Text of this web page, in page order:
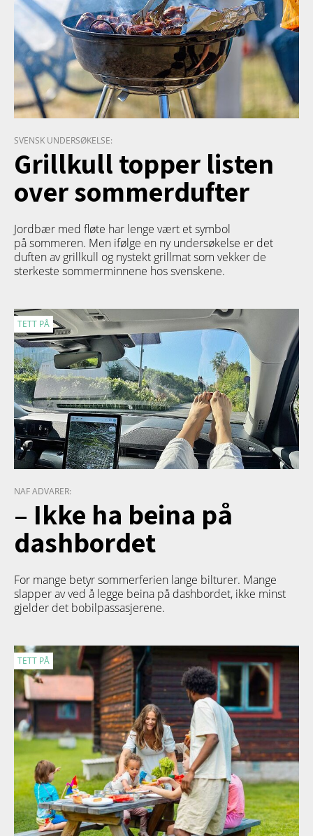
SVENSK UNDERSØKELSE:
Grillkull topper listen
over sommerdufter
Jordbær med fløte har lenge vært et symbol
på sommeren. Men ifølge en ny undersøkelse er det
duften av grillkull og nystekt grillmat som vekker de
sterkeste sommerminnene hos svenskene.
TETT PÅ
NAF ADVARER:
– Ikke ha beina på
dashbordet
For mange betyr sommerferien lange bilturer. Mange
slapper av ved å legge beina på dashbordet, ikke minst
gjelder det bobilpassasjerene.
TETT PÅ